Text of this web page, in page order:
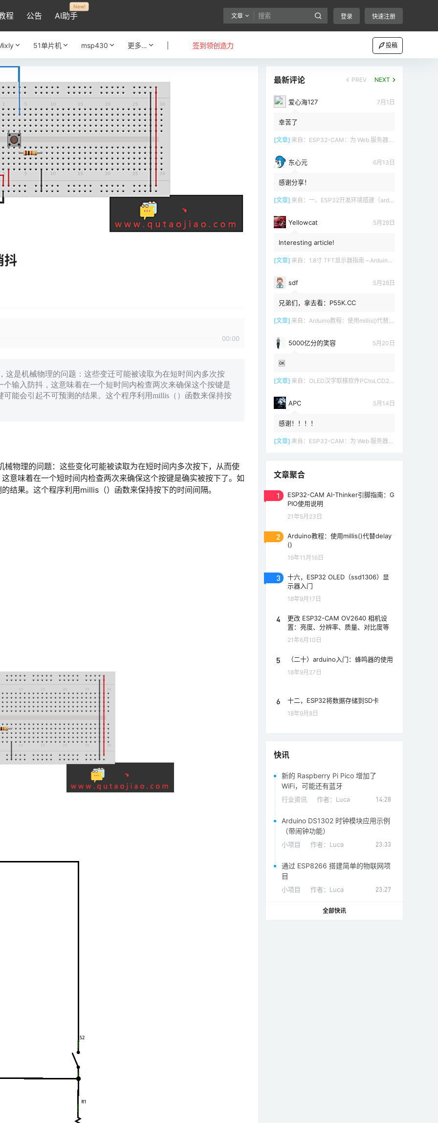
程 公告 AI助手
New!
文章 登录 快速注册
51单片机 msp430 更多… 签到领创造力 投稿
抖
00:00
这是机械物理的问题：这些变迁可能被读取为在短时间内多次按
输入防抖，这意味着在一个短时间内检查两次来确保这个按键是
能会引起不可预测的结果。这个程序利用millis（）函数来保持按
物理的问题：这些变化可能被读取为在短时间内多次按下，从而使
意味着在一个短时间内检查两次来确保这个按键是确实被按下了。如
结果。这个程序利用millis（）函数来保持按下的时间间隔。
最新评论 PREV NEXT
爱心海127 7月1日
幸苦了
[文章] 来自： ESP32-CAM：为 Web 服务器（Arduino IDE）设置接入点（AP）
东心元 6月13日
感谢分享！
[文章] 来自： 一、ESP32开发环境搭建（arduino）
Yellowcat 5月28日
Interesting article!
[文章] 来自： 1.8寸 TFT显示器指南 – Arduino教程
sdf 5月28日
兄弟们，拿去看：P55K.CC
[文章] 来自： Arduino教程：使用millis()代替delay()
5000亿分的笑容 5月20日
🆗
[文章] 来自： OLED汉字取模软件PCtoLCD2002 LCD1602
APC 5月14日
感谢！！！！
[文章] 来自： ESP32-CAM：为 Web 服务器（Arduino IDE）设置接入点（AP）
文章聚合
1
ESP32-CAM AI-Thinker引脚指南：G
PIO使用说明
21年5月23日
2
Arduino教程：使用millis()代替delay
()
19年11月16日
3
十六，ESP32 OLED（ssd1306）显
示器入门
18年9月17日
4
更改 ESP32-CAM OV2640 相机设
置：亮度、分辨率、质量、对比度等
21年6月10日
5 （二十）arduino入门：蜂鸣器的使用
18年9月27日
6 十二，ESP32将数据存储到SD卡
18年9月8日
快讯
新的 Raspberry Pi Pico 增加了
WiFi，可能还有蓝牙
行业资讯 作者： Luca 14:28
Arduino DS1302 时钟模块应用示例
（带闹钟功能）
小项目 作者： Luca 23:33
通过 ESP8266 搭建简单的物联网项
目
小项目 作者： Luca 23:27
全部快讯